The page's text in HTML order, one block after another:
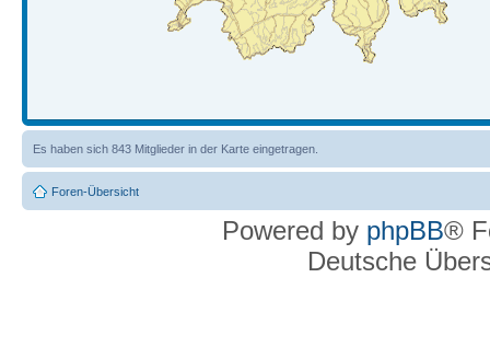
Es haben sich 843 Mitglieder in der Karte eingetragen.
Foren-Übersicht
Powered by phpBB®
Deutsche